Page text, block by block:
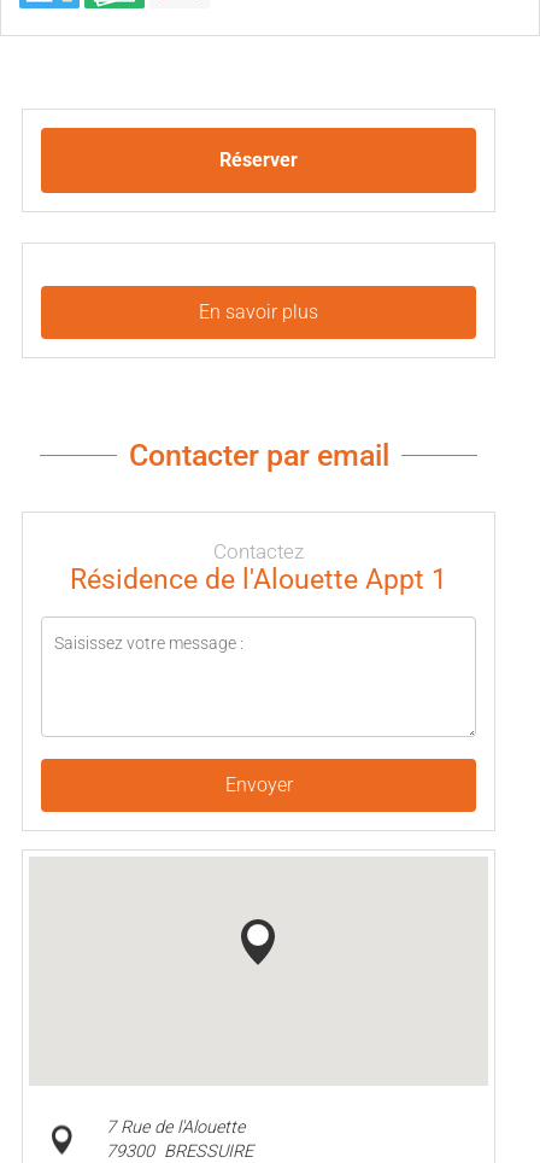
Réserver
En savoir plus
Contacter par email
Contactez
Résidence de l'Alouette Appt 1
Envoyer
7 Rue de l'Alouette
79300 BRESSUIRE